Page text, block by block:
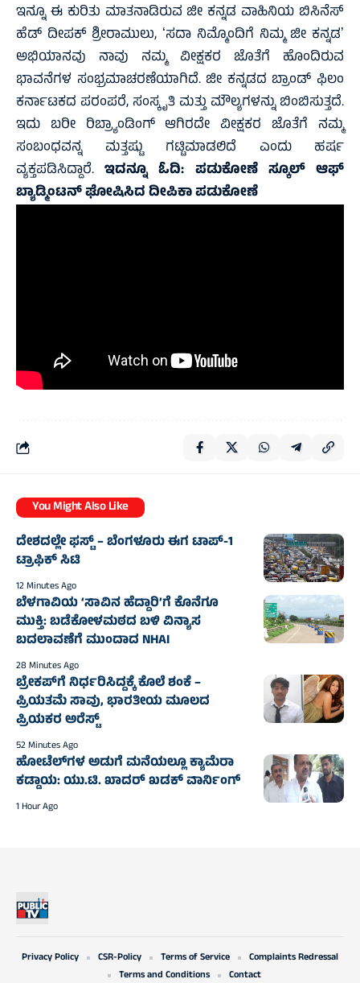
ಇನ್ನೂ ಈ ಕುರಿತು ಮಾತನಾಡಿರುವ ಜೀ ಕನ್ನಡ ವಾಹಿನಿಯ ಬಿಸಿನೆಸ್
ಹೆಡ್ ದೀಪಕ್ ಶ್ರೀರಾಮುಲು, ʻಸದಾ ನಿಮ್ಮೊಂದಿಗೆ ನಿಮ್ಮ ಜೀ ಕನ್ನಡʼ
ಅಭಿಯಾನವು ನಾವು ನಮ್ಮ ವೀಕ್ಷಕರ ಜೊತೆಗೆ ಹೊಂದಿರುವ
ಭಾವನೆಗಳ ಸಂಭ್ರಮಾಚರಣೆಯಾಗಿದೆ. ಜೀ ಕನ್ನಡದ ಬ್ರಾಂಡ್ ಫಿಲಂ
ಕರ್ನಾಟಕದ ಪರಂಪರೆ, ಸಂಸ್ಕೃತಿ ಮತ್ತು ಮೌಲ್ಯಗಳನ್ನು ಬಿಂಬಿಸುತ್ತದೆ.
ಇದು ಬರೀ ರಿಬ್ರ್ಯಾಂಡಿಂಗ್ ಆಗಿರದೇ ವೀಕ್ಷಕರ ಜೊತೆಗೆ ನಮ್ಮ
ಸಂಬಂಧವನ್ನ ಮತ್ತಷ್ಟು ಗಟ್ಟಿಮಾಡಲಿದೆ ಎಂದು ಹರ್ಷ
ವ್ಯಕ್ತಪಡಿಸಿದ್ದಾರೆ.ಇದನ್ನೂ ಓದಿ: ಪಡುಕೋಣೆ ಸ್ಕೂಲ್ ಆಫ್
ಬ್ಯಾಡ್ಮಿಂಟನ್ ಘೋಷಿಸಿದ ದೀಪಿಕಾ ಪಡುಕೋಣೆ
You Might Also Like
ದೇಶದಲ್ಲೇ ಫಸ್ಟ್ – ಬೆಂಗಳೂರು ಈಗ ಟಾಪ್-1
ಟ್ರಾಫಿಕ್ ಸಿಟಿ
12 Minutes Ago
ಬೆಳಗಾವಿಯ ‘ಸಾವಿನ ಹೆದ್ದಾರಿ’ಗೆ ಕೊನೆಗೂ
ಮುಕ್ತಿ: ಬಡೆಕೋಳಮಠದ ಬಳಿ ವಿನ್ಯಾಸ
ಬದಲಾವಣೆಗೆ ಮುಂದಾದ NHAI
28 Minutes Ago
ಬ್ರೇಕಪ್‌ಗೆ ನಿರ್ಧರಿಸಿದ್ದಕ್ಕೆ ಕೊಲೆ ಶಂಕೆ –
ಪ್ರಿಯತಮೆ ಸಾವು, ಭಾರತೀಯ ಮೂಲದ
ಪ್ರಿಯಕರ ಅರೆಸ್ಟ್
52 Minutes Ago
ಹೋಟೆಲ್‌ಗಳ ಅಡುಗೆ ಮನೆಯಲ್ಲೂ ಕ್ಯಾಮೆರಾ
ಕಡ್ಡಾಯ: ಯು.ಟಿ. ಖಾದರ್ ಖಡಕ್ ವಾರ್ನಿಂಗ್
1 Hour Ago
Privacy Policy CSR-Policy Terms of Service
Complaints Redressal
Terms and Conditions
Contact